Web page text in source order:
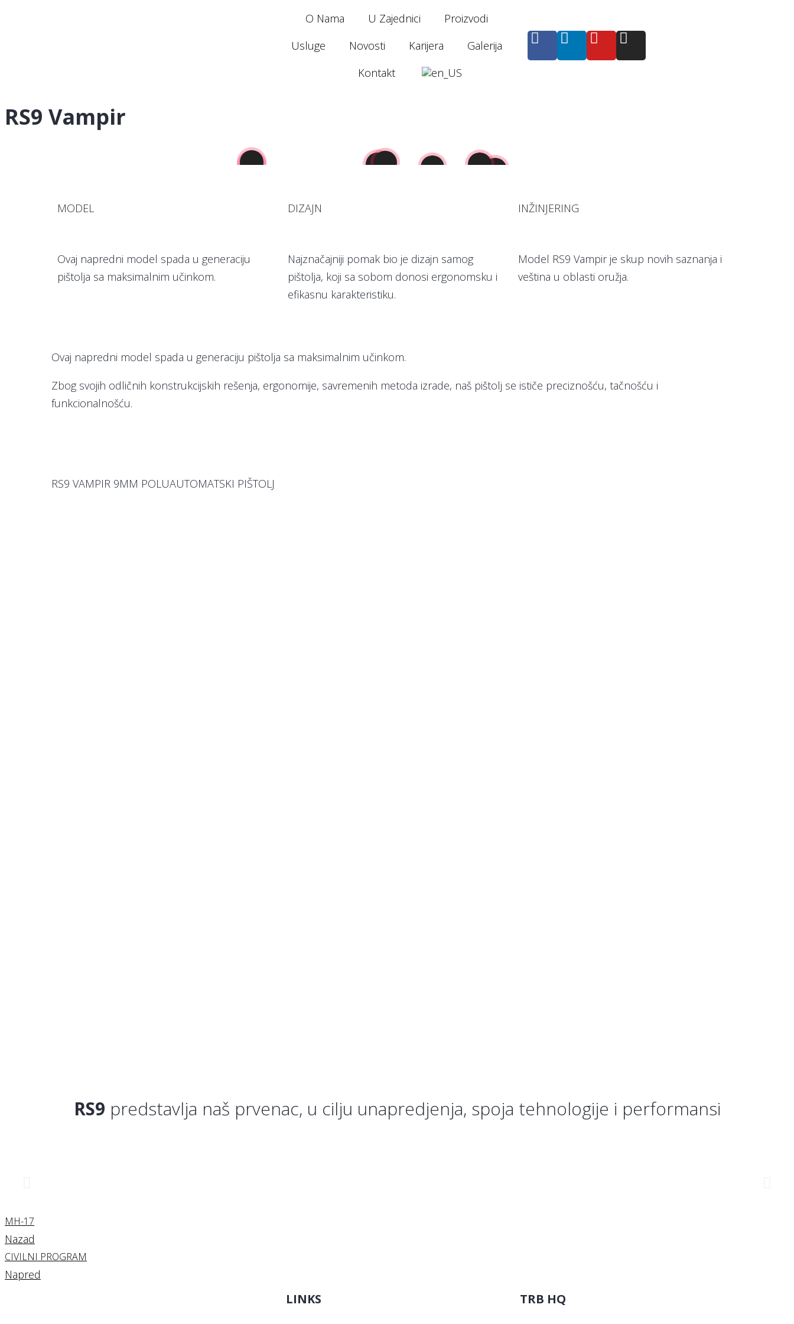
O Nama U Zajednici
Proizvodi
Usluge
Novosti Karijera
Galerija
Kontakt
RS9 Vampir
MODEL
Ovaj napredni model spada u generaciju
pištolja sa maksimalnim učinkom.
DIZAJN
Najznačajniji pomak bio je dizajn samog
pištolja, koji sa sobom donosi ergonomsku i
efikasnu karakteristiku.
INŽINJERING
Model RS9 Vampir je skup novih saznanja i
veština u oblasti oružja.
Ovaj napredni model spada u generaciju pištolja sa maksimalnim učinkom.
Zbog svojih odličnih konstrukcijskih rešenja, ergonomije, savremenih metoda izrade, naš pištolj se ističe preciznošću, tačnošću i
funkcionalnošću.
RS9 VAMPIR 9MM POLUAUTOMATSKI PIŠTOLJ
RS9 predstavlja naš prvenac, u cilju unapredjenja, spoja tehnologije i performansi
MH-17
Nazad
CIVILNI PROGRAM
Napred
LINKS TRB HQ